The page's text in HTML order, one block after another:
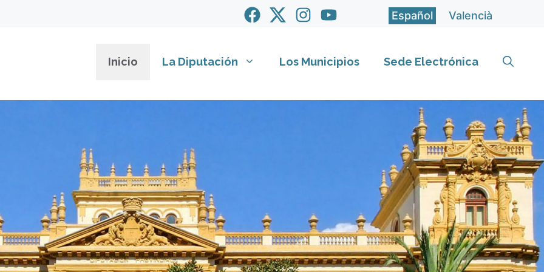
Español Valencià
Inicio La Diputación Los Municipios Sede Electrónica